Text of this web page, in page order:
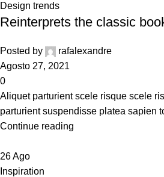
Design trends
Reinterprets the classic
Posted by
rafalexandre
Agosto 27, 2021
0
Aliquet parturient scele risque scele
parturient suspendisse platea sapien
Continue reading
26Ago
Inspiration